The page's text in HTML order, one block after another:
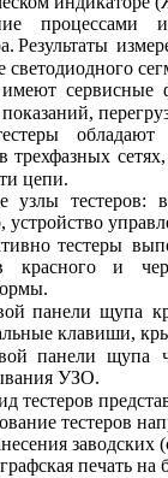
процессами
Результаты
имеют сервисные
обладают
в трехфазных сетях,
цепи.
узлы тестеров:
устройство
тестеры
красного и
панели щупа
клавиши,
панели щупа
УЗО.
тестеров
тестеров
заводских
печать